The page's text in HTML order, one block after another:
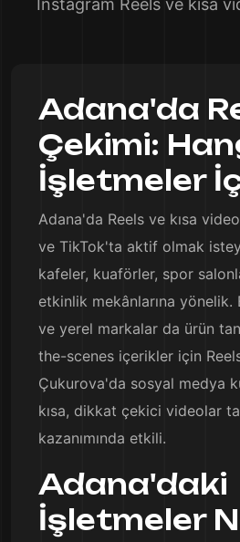
Instagram Reels ve kısa
Adana'da
Çekimi:
İşletmeler
Adana'da Reels ve kısa
ve TikTok'ta aktif olmak
kafeler, kuaförler, spor
etkinlik mekânlarına yönelik.
ve yerel markalar da ürün
the-scenes içerikler için
Çukurova'da sosyal medya
kısa, dikkat çekici videolar
kazanımında etkili.
Adana'daki
İşletmeler